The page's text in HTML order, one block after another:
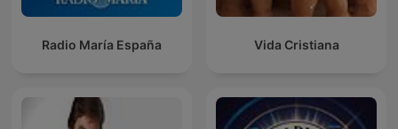
Radio María España Vida Cristiana